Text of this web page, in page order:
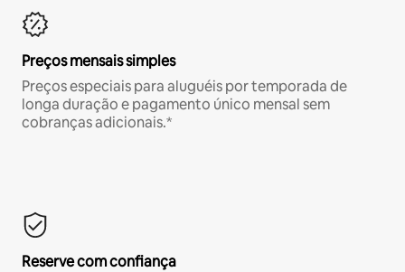
Preços mensais simples
Preços especiais para aluguéis por temporada de
longa duração e pagamento único mensal sem
cobranças adicionais.*
Reserve com confiança